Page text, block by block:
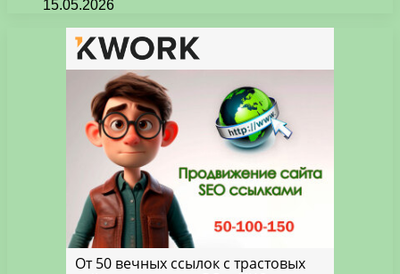
15.05.2026